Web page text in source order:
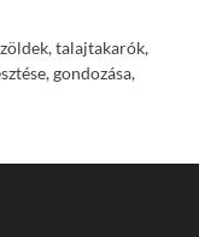
talajtakarók,
gondozása,